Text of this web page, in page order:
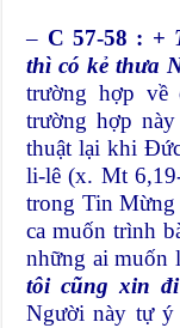
– C 57-58 : +
thì có kẻ thưa
trường hợp về
trường hợp
thuật lại khi
li-lê (x. Mt
trong Tin Mừng
ca muốn trình
những ai muốn
tôi cũng xin
Người này tự ý